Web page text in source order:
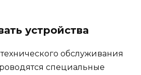
устройства
обслуживания
специальные